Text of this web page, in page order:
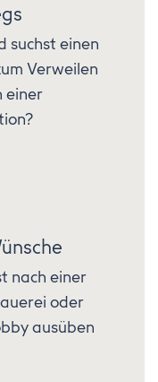
suchst einen
Verweilen
einer
nach einer
oder
ausüben